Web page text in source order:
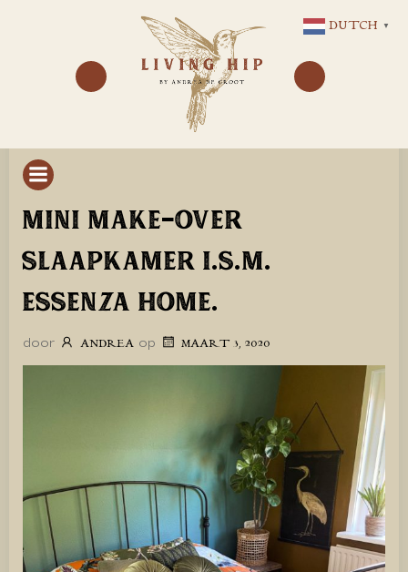
NAAR
DE
INHOUD
MINI MAKE-OVER
SLAAPKAMER I.S.M.
ESSENZA HOME.
door ANDREA op MAART 3, 2020
DUTCH ▼